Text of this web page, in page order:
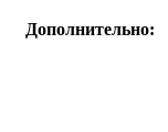
Дополнительно: